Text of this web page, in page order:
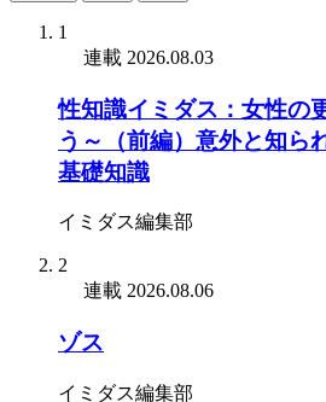
1
連載 2026.08.03
性知識イミダス：女性の
う～（前編）意外と知ら
基礎知識
イミダス編集部
2
連載 2026.08.06
ゾス
イミダス編集部